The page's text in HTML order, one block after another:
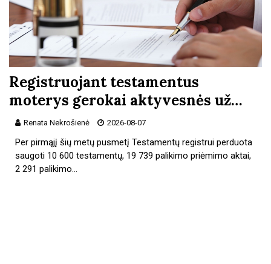
Registruojant testamentus
moterys gerokai aktyvesnės už…
Renata Nekrošienė 2026-08-07
Per pirmąjį šių metų pusmetį Testamentų registrui perduota
saugoti 10 600 testamentų, 19 739 palikimo priėmimo aktai,
2 291 palikimo…